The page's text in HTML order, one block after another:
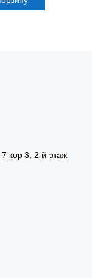
кор 3, 2-й этаж